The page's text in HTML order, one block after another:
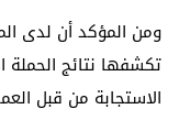
ومن المؤكد أن لدى
تكشفها نتائج الحملة
الاستجابة من قبل